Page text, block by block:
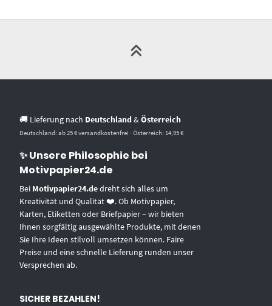
🚚 Lieferung nach Deutschland &Österreich
Deutschland: ab 25 € versandkostenfrei · Österreich: 14,95 €
✨ Unsere Philosophie bei
Motivpapier24.de
Bei Motivpapier24.dedreht sich alles um
Kreativität und Qualität ❤️. Ob Motivpapier,
Karten, Etiketten oder Briefpapier – wir bieten
Ihnen sorgfältig ausgewählte Produkte, mit denen
Sie Ihre Ideen stilvoll umsetzen können. Faire
Preise und eine schnelle Lieferung runden unser
Versprechen ab.
SICHER BEZAHLEN!